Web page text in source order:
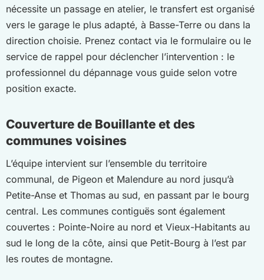
nécessite un passage en atelier, le transfert est organisé
vers le garage le plus adapté, à Basse-Terre ou dans la
direction choisie. Prenez contact via le formulaire ou le
service de rappel pour déclencher l’intervention : le
professionnel du dépannage vous guide selon votre
position exacte.
Couverture de Bouillante et des
communes voisines
L’équipe intervient sur l’ensemble du territoire
communal, de Pigeon et Malendure au nord jusqu’à
Petite-Anse et Thomas au sud, en passant par le bourg
central. Les communes contiguës sont également
couvertes : Pointe-Noire au nord et Vieux-Habitants au
sud le long de la côte, ainsi que Petit-Bourg à l’est par
les routes de montagne.